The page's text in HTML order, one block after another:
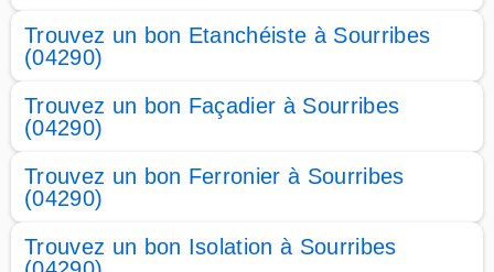
Trouvez un bon Etanchéiste à Sourribes
(04290)
Trouvez un bon Façadier à Sourribes
(04290)
Trouvez un bon Ferronier à Sourribes
(04290)
Trouvez un bon Isolation à Sourribes